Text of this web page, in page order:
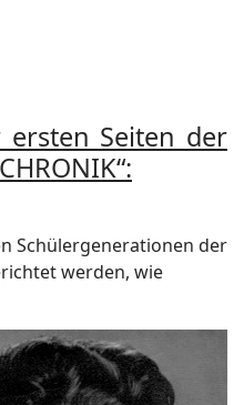
Seiten der
Schülergenerationen der
werden, wie